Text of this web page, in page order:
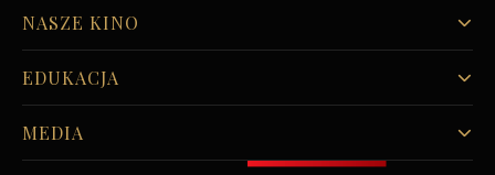
NASZE KINO
EDUKACJA
MEDIA